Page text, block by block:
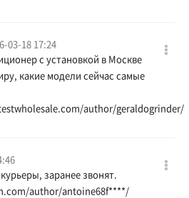
03-18 17:24
с установкой в Москве
какие модели сейчас самые
author/geraldogrinder/
заранее звонят.
author/antoine68f****/